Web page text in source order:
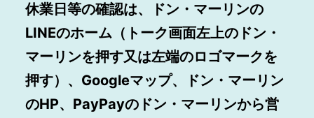
休業日等の確認は、ドン・マーリンの
LINEのホーム（トーク画面左上のドン・
マーリンを押す又は左端のロゴマークを
押す）、Googleマップ、ドン・マーリン
のHP、PayPayのドン・マーリンから営